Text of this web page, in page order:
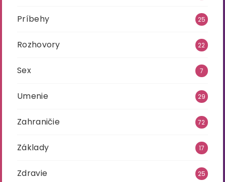
Príbehy 25
Rozhovory 22
Sex 7
Umenie 29
Zahraničie 72
Základy 17
Zdravie 25